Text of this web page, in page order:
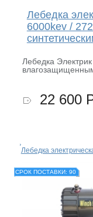
Лебедка
6000kev /
Лебедка
22 600
Лебедка
СРОК ПОСТАВКИ: 90